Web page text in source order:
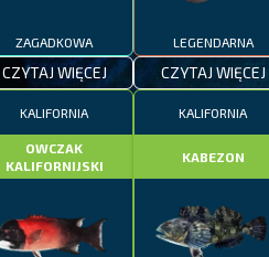
ZAGADKOWA
CZYTAJ WIĘCEJ
LEGENDARNA
CZYTAJ WIĘCEJ
KALIFORNIA
OWCZAK
KALIFORNIJSKI
KALIFORNIA
KABEZON